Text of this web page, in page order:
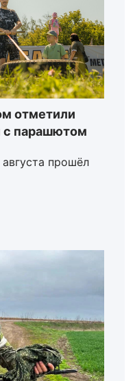
отметили
парашютом
прошёл